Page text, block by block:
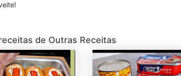
de Outras Receitas